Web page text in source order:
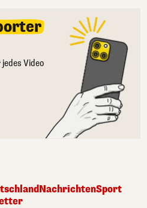
jedes Video
NachrichtenSport